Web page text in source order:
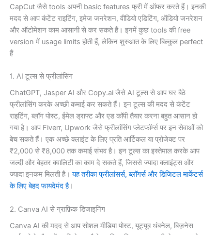
CapCut जैसे tools अपनी basic features फ्री में ऑफर करते हैं। इनकी
मदद से आप कंटेंट राइटिंग, इमेज जनरेशन, वीडियो एडिटिंग, ऑडियो जनरेशन
और ऑटोमेशन काम आसानी से कर सकते हैं। इनमें कुछ tools की free
version में usage limits होती हैं, लेकिन शुरुआत के लिए बिल्कुल perfect
हैं
1. AI टूल्स से फ्रीलांसिंग
ChatGPT, Jasper AI और Copy.ai जैसे AI टूल्स से आप घर बैठे
फ्रीलांसिंग करके अच्छी कमाई कर सकते हैं। इन टूल्स की मदद से कंटेंट
राइटिंग, ब्लॉग पोस्ट, ईमेल ड्राफ्ट और एड कॉपी तैयार करना बहुत आसान हो
गया है। आप Fiverr, Upwork जैसे फ्रीलांसिंग प्लेटफॉर्म्स पर इन सेवाओं को
बेच सकते हैं। एक अच्छे क्लाइंट के लिए प्रति आर्टिकल या प्रोजेक्ट पर
₹2,000 से ₹8,000 तक कमाई संभव है। इन टूल्स का इस्तेमाल करके आप
जल्दी और बेहतर क्वालिटी का काम दे सकते हैं, जिससे ज्यादा क्लाइंट्स और
ज्यादा इनकम मिलती है।यह तरीका फ्रीलांसर्स, ब्लॉगर्स और डिजिटल मार्केटर्स
के लिए बेहद फायदेमंद है।
2. Canva AI से ग्राफ़िक डिजाइनिंग
Canva AI की मदद से आप सोशल मीडिया पोस्ट, यूट्यूब थंबनेल, बिज़नेस